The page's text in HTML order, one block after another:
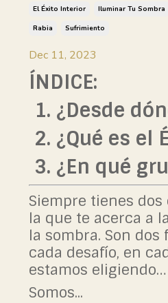
El Éxito Interior Iluminar Tu Sombra
Rabia
Sufrimiento
Dec 11, 2023
ÍNDICE:
1. ¿Desde
2. ¿Qué es el
3. ¿En qué
Siempre tienes
la que te acerca a
la sombra. Son dos
cada desafío, en
estamos eligiendo…
Somos...